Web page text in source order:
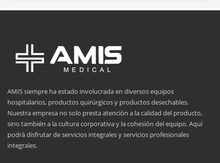
AMIS siempre ha estado involucrada en diversos equipos
hospitalarios, productos quirúrgicos y productos desechables.
Nuestra empresa no solo presta atención a la calidad del producto,
sino también a la cultura corporativa y la cohesión del equipo. Aquí
podrá disfrutar de servicios integrales y servicios profesionales
integrales.